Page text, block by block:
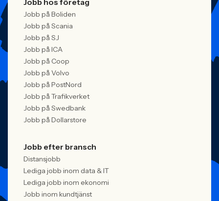
Jobb hos företag
Jobb på Boliden
Jobb på Scania
Jobb på SJ
Jobb på ICA
Jobb på Coop
Jobb på Volvo
Jobb på PostNord
Jobb på Trafikverket
Jobb på Swedbank
Jobb på Dollarstore
Jobb efter bransch
Distansjobb
Lediga jobb inom data & IT
Lediga jobb inom ekonomi
Jobb inom kundtjänst